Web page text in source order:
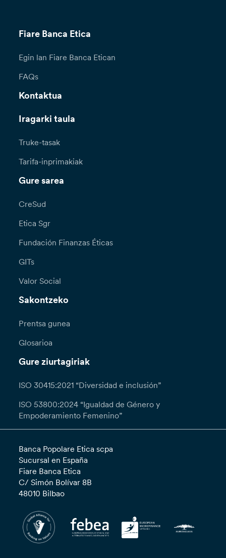
Fiare Banca Etica
Egin lan Fiare Banca Etican
FAQs
Kontaktua
Iragarki taula
Truke-tasak
Tarifa-inprimakiak
Gure sarea
CreSud
Etica Sgr
Fundación Finanzas Éticas
GITs
Valor Social
Sakontzeko
Prentsa gunea
Glosarioa
Gure ziurtagiriak
ISO 30415:2021 “Diversidad e inclusión”
ISO 53800:2024 “Igualdad de Género y
Empoderamiento Femenino”
Banca Popolare Etica scpa
Sucursal en España
Fiare Banca Etica
C/ Simón Bolívar 8B
48010 Bilbao